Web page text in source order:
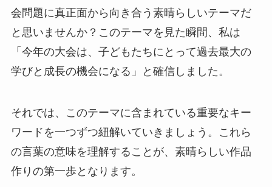
会問題に真正面から向き合う素晴らしいテーマだ
と思いませんか？このテーマを見た瞬間、私は
「今年の大会は、子どもたちにとって過去最大の
学びと成長の機会になる」と確信しました。
それでは、このテーマに含まれている重要なキー
ワードを一つずつ紐解いていきましょう。これら
の言葉の意味を理解することが、素晴らしい作品
作りの第一歩となります。